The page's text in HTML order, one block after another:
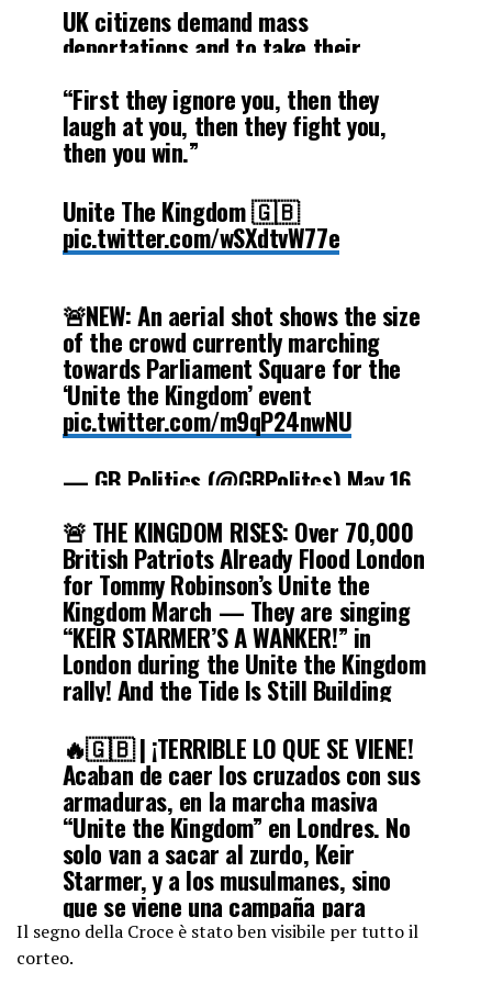
UK citizens demand mass
deportations and to take their
The demand an end to being arrested
for social media posts
— Wall Street Apes
“First they ignore you, then they
laugh at you, then they fight you,
then you win.”
Unite The Kingdom 🇬🇧
pic.twitter.com/wSXdtvW77e
(@TRobinsonNewEra) May 16, 2026
🚨NEW: An aerial shot shows the size
of the crowd currently marching
towards Parliament Square for the
‘Unite the Kingdom’ event
pic.twitter.com/m9qP24nwNU
— GB Politics (@GBPolitcs) May 16,
🚨 THE KINGDOM RISES: Over 70,000
British Patriots Already Flood London
for Tommy Robinson’s Unite the
Kingdom March — They are singing
“KEIR STARMER’S A WANKER!” in
London during the Unite the Kingdom
rally! And the Tide Is Still Building
In the…pic.twitter.com/Ze1CXlr2Cm
— Tony Seruga (@TonySeruga)May
16, 2026
🔥🇬🇧 | ¡TERRIBLE LO QUE SE VIENE!
Acaban de caer los cruzados con sus
armaduras, en la marcha masiva
“Unite the Kingdom” en Londres. No
solo van a sacar al zurdo, Keir
Starmer, y a los musulmanes, sino
que se viene una campaña para
recuperar Tierra Santa. ¡Esto se pone
mejor!
Il segno della Croce è stato ben visibile per tutto il
corteo.